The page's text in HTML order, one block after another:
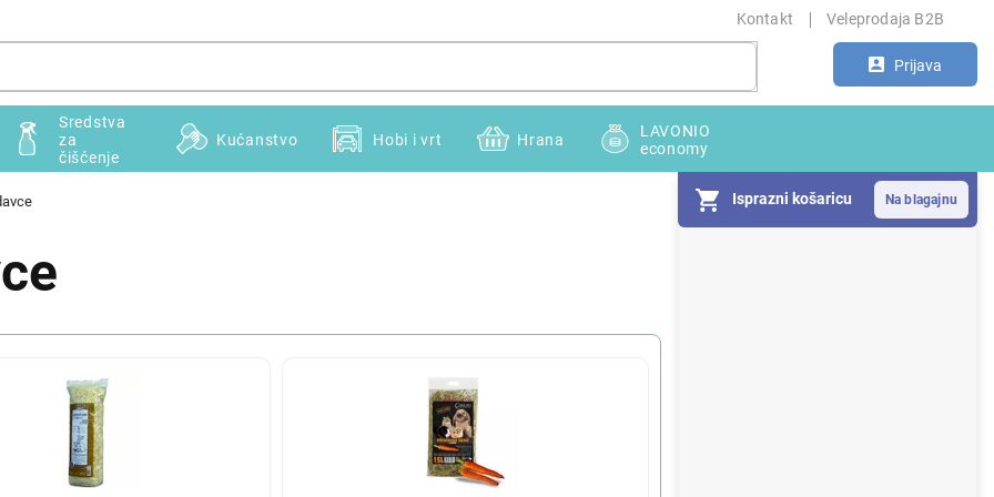
Kontakt Veleprodaja B2B
Prijava
Isprazni košaricu
Sredstva
za
čišćenje
Kućanstvo Hobi i vrt Hrana
LAVONIO
economy